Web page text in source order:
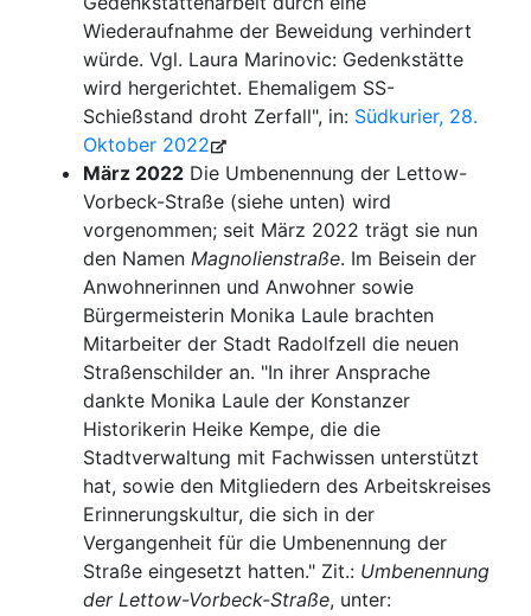
Wiederaufnahme der Beweidung verhindert
würde. Vgl. Laura Marinovic: Gedenkstätte
wird hergerichtet. Ehemaligem SS-
Schießstand droht Zerfall", in: Südkurier, 28.
Oktober 2022
März 2022 Die Umbenennung der Lettow-
Vorbeck-Straße (siehe unten) wird
vorgenommen; seit März 2022 trägt sie nun
den Namen Magnolienstraße. Im Beisein der
Anwohnerinnen und Anwohner sowie
Bürgermeisterin Monika Laule brachten
Mitarbeiter der Stadt Radolfzell die neuen
Straßenschilder an. "In ihrer Ansprache
dankte Monika Laule der Konstanzer
Historikerin Heike Kempe, die die
Stadtverwaltung mit Fachwissen unterstützt
hat, sowie den Mitgliedern des Arbeitskreises
Erinnerungskultur, die sich in der
Vergangenheit für die Umbenennung der
Straße eingesetzt hatten." Zit.: Umbenennung
der Lettow-Vorbeck-Straße, unter: